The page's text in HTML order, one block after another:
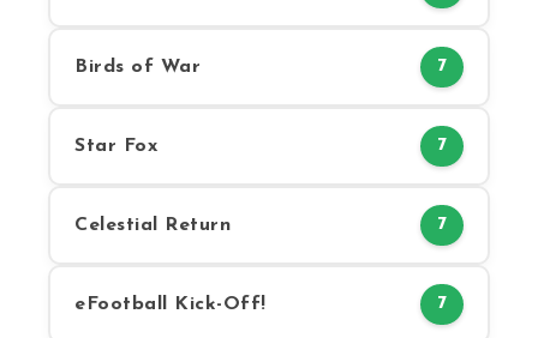
Birds of War 7
Star Fox 7
Celestial Return 7
eFootball Kick-Off! 7